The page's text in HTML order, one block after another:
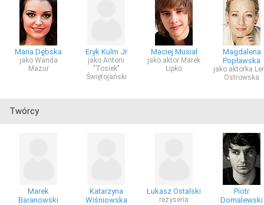
Maria Dębska
jako Wanda
Mazur
Eryk Kulm Jr
jako Antoni
"Tosiek"
Świętojański
Maciej Musiał
jako aktor Marek
Lipko
Magdalena
Popławska
jako aktorka
Ostrowska
Twórcy
Marek
Baranowski
Katarzyna
Wiśniowska
Łukasz Ostalski
reżyseria
Piotr
Domalewski